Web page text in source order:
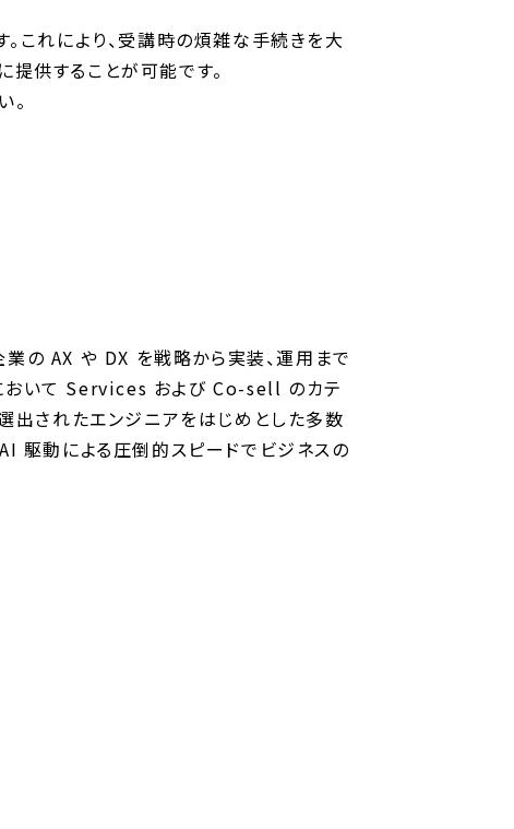
れにより、受講時の煩雑な手続きを大
供することが可能です。
。
業の AX や DX を戦略から実装、運用まで
おいて Services および Co-sell のカテ
されたエンジニアをはじめとした多数
駆動による圧倒的スピードでビジネスの